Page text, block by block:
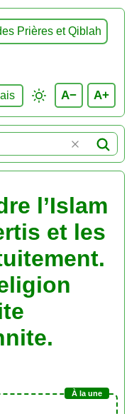
Prières et Qiblah
A− A+
l’Islam
et les